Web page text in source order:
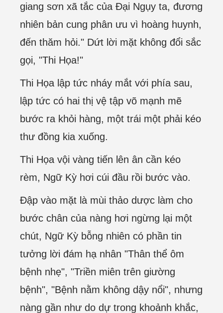
giang sơn xã tắc của Đại Ngụy ta, đương
nhiên bản cung phân ưu vì hoàng huynh,
đến thăm hỏi." Dứt lời mặt không đổi sắc
gọi, "Thi Họa!"
Thi Họa lập tức nháy mắt với phía sau,
lập tức có hai thị vệ tập võ mạnh mẽ
bước ra khỏi hàng, một trái một phải kéo
thư đồng kia xuống.
Thi Họa vội vàng tiến lên ân cần kéo
rèm, Ngữ Kỳ hơi cúi đầu rồi bước vào.
Đập vào mặt là mùi thảo dược làm cho
bước chân của nàng hơi ngừng lại một
chút, Ngữ Kỳ bỗng nhiên có phần tin
tưởng lời đám hạ nhân "Thân thể ôm
bệnh nhẹ", "Triền miên trên giường
bệnh", "Bệnh nằm không dậy nổi", nhưng
nàng gần như do dự trong khoảnh khắc,